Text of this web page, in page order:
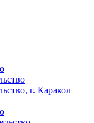
г. Каракол